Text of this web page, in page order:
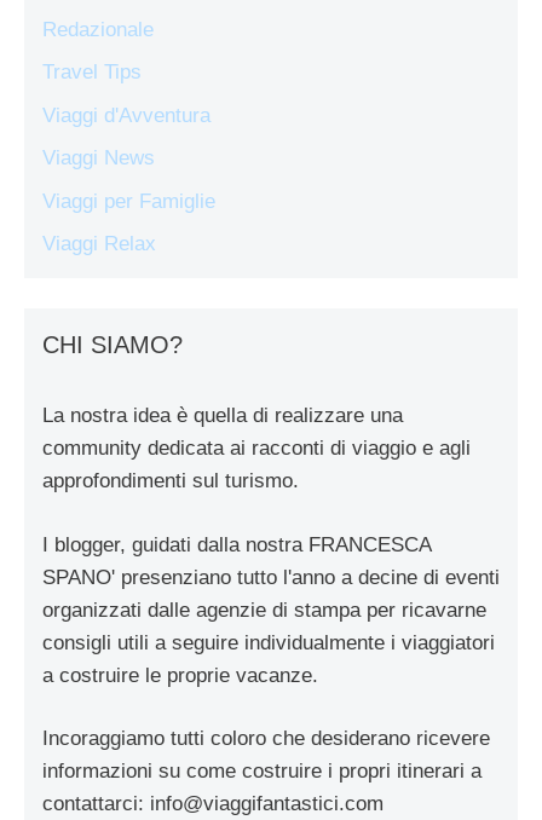
Redazionale
Travel Tips
Viaggi d'Avventura
Viaggi News
Viaggi per Famiglie
Viaggi Relax
CHI SIAMO?
La nostra idea è quella di realizzare una
community dedicata ai racconti di viaggio e agli
approfondimenti sul turismo.
I blogger, guidati dalla nostra FRANCESCA
SPANO' presenziano tutto l'anno a decine di eventi
organizzati dalle agenzie di stampa per ricavarne
consigli utili a seguire individualmente i viaggiatori
a costruire le proprie vacanze.
Incoraggiamo tutti coloro che desiderano ricevere
informazioni su come costruire i propri itinerari a
contattarci: info@viaggifantastici.com